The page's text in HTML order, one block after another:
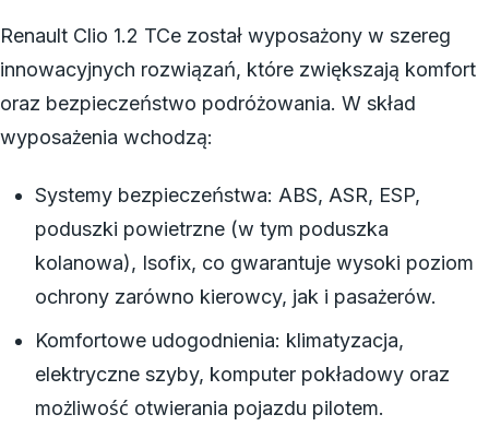
Renault Clio 1.2 TCe został wyposażony w szereg
innowacyjnych rozwiązań, które zwiększają komfort
oraz bezpieczeństwo podróżowania. W skład
wyposażenia wchodzą:
Systemy bezpieczeństwa: ABS, ASR, ESP,
poduszki powietrzne (w tym poduszka
kolanowa), Isofix, co gwarantuje wysoki poziom
ochrony zarówno kierowcy, jak i pasażerów.
Komfortowe udogodnienia: klimatyzacja,
elektryczne szyby, komputer pokładowy oraz
możliwość otwierania pojazdu pilotem.